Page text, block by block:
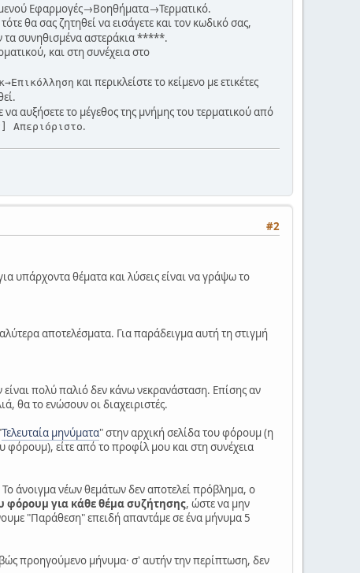
μενού Εφαρμογές→Βοηθήματα→Τερματικό.
τότε θα σας ζητηθεί να εισάγετε και τον κωδικό σας,
τα συνηθισμένα αστεράκια *****.
και στη συνέχεια στο
και περικλείστε το κείμενο με ετικέτες
αυξήσετε το μέγεθος της μνήμης του τερματικού από
Απεριόριστο.
#2
υπάρχοντα θέματα και λύσεις είναι να γράψω το
αποτελέσματα. Για παράδειγμα αυτή τη στιγμή
πολύ παλιό δεν κάνω νεκρανάσταση. Επίσης αν
θα το ενώσουν οι διαχειριστές.
Τελευταία μηνύματα" στην αρχική σελίδα του φόρουμ (η
φόρουμ), είτε από το προφίλ μου και στη συνέχεια
άνοιγμα νέων θεμάτων δεν αποτελεί πρόβλημα, ο
φόρουμ για κάθε θέμα συζήτησης, ώστε να μην
"Παράθεση" επειδή απαντάμε σε ένα μήνυμα 5
προηγούμενο μήνυμα· σ' αυτήν την περίπτωση, δεν